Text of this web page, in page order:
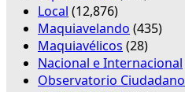
Local (12,876)
Maquiavelando (435)
Maquiavélicos (28)
Nacional e Internacional
Observatorio Ciudadano